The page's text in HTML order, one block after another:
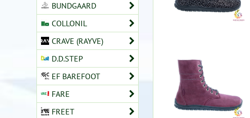
BUNDGAARD
COLLONIL
CRAVE (RAYVE)
D.D.STEP
EF BAREFOOT
FARE
FREET